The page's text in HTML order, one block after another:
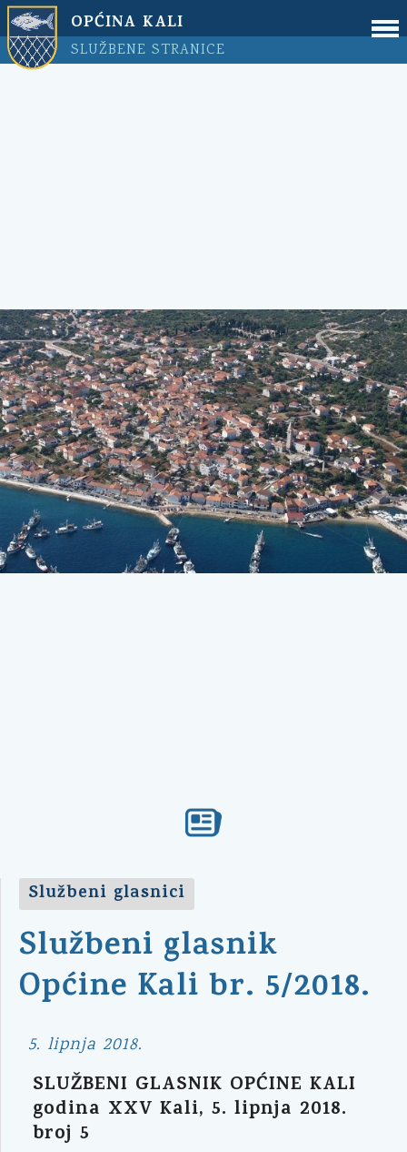
OPĆINA KALI
SLUŽBENE STRANICE
Službeni glasnici
Službeni glasnik
Općine Kali br. 5/2018.
5. lipnja 2018.
SLUŽBENI GLASNIK OPĆINE KALI
godina XXV Kali, 5. lipnja 2018.
broj 5